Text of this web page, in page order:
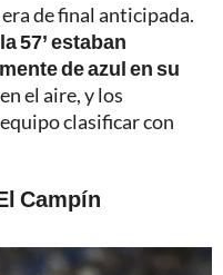
de final anticipada.
57’ estaban
de azul en su
el aire, y los
clasificar con
Campín